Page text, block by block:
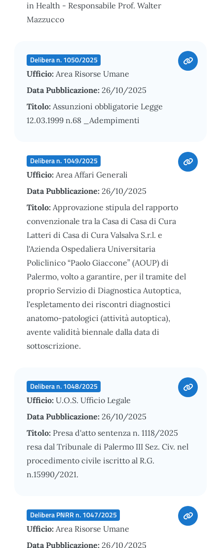
in Health - Responsabile Prof. Walter
Mazzucco
Delibera n. 1050/2025
Ufficio: Area Risorse Umane
Data Pubblicazione: 26/10/2025
Titolo: Assunzioni obbligatorie Legge
12.03.1999 n.68 _Adempimenti
Delibera n. 1049/2025
Ufficio: Area Affari Generali
Data Pubblicazione: 26/10/2025
Titolo: Approvazione stipula del rapporto
convenzionale tra la Casa di Casa di Cura
Latteri di Casa di Cura Valsalva S.r.l. e
l'Azienda Ospedaliera Universitaria
Policlinico “Paolo Giaccone” (AOUP) di
Palermo, volto a garantire, per il tramite del
proprio Servizio di Diagnostica Autoptica,
l'espletamento dei riscontri diagnostici
anatomo-patologici (attività autoptica),
avente validità biennale dalla data di
sottoscrizione.
Delibera n. 1048/2025
Ufficio: U.O.S. Ufficio Legale
Data Pubblicazione: 26/10/2025
Titolo: Presa d'atto sentenza n. 1118/2025
resa dal Tribunale di Palermo III Sez. Civ. nel
procedimento civile iscritto al R.G.
n.15990/2021.
Delibera PNRR n. 1047/2025
Ufficio: Area Risorse Umane
Data Pubblicazione: 26/10/2025